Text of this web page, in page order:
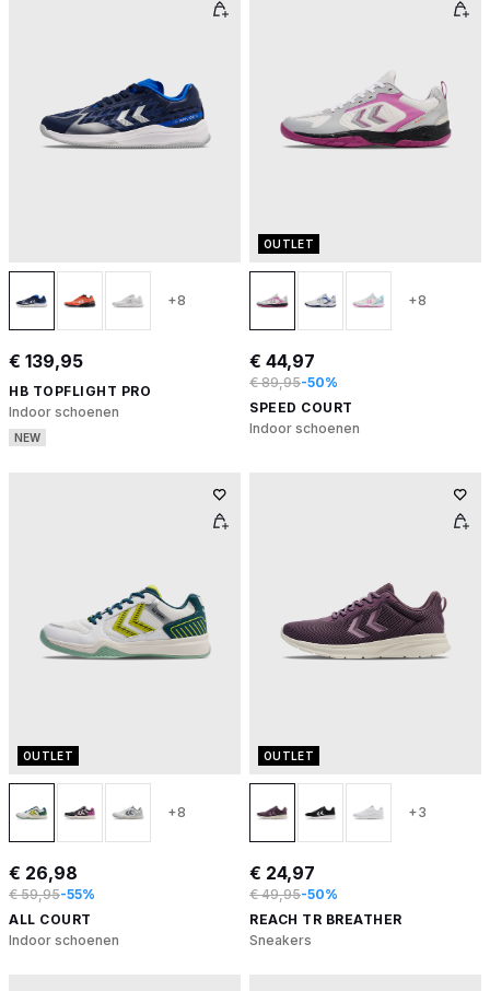
+8
€ 139,95
HB TOPFLIGHT PRO
Indoor schoenen
NEW
OUTLET
+8
€ 44,97
€ 89,95-50%
SPEED COURT
Indoor schoenen
OUTLET
+8
€ 26,98
€ 59,95-55%
ALL COURT
Indoor schoenen
OUTLET
+3
€ 24,97
€ 49,95-50%
REACH TR BREATHER
Sneakers